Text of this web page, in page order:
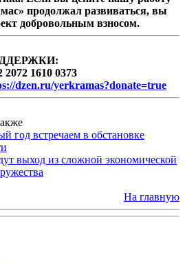
продолжал развиваться, вы
добровольным взносом.
1610 0373
dzen.ru/yerkramas?donate=true
год встречаем в обстановке
выход из сложной экономической
На главную